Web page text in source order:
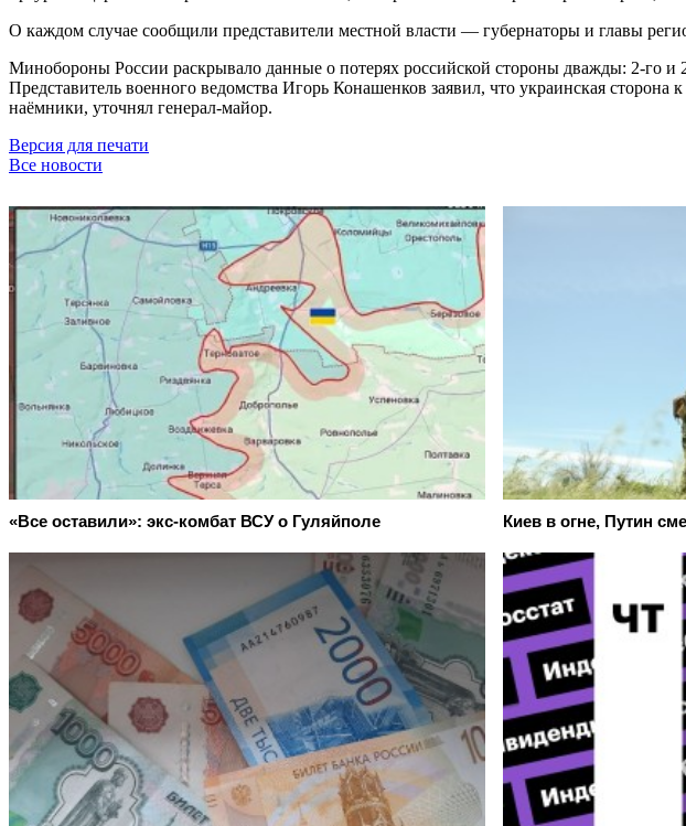
О каждом случае сообщили представители местной власти — губернаторы и главы
Минобороны России раскрывало данные о потерях российской стороны дважды: 2-го
Представитель военного ведомства Игорь Конашенков заявил, что украинская
наёмники, уточнял генерал-майор.
Версия для печати
Все новости
«Все оставили»: экс-комбат ВСУ о Гуляйполе Киев в огне, Путин